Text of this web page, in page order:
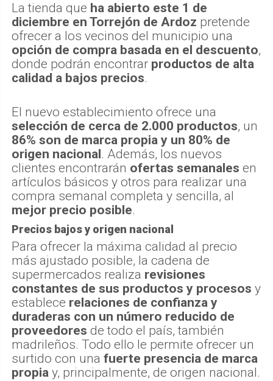
La tienda que ha abierto este 1 de
diciembre en Torrejón de Ardoz pretende
ofrecer a los vecinos del municipio una
opción de compra basada en el descuento,
donde podrán encontrar productos de alta
calidad a bajos precios.
El nuevo establecimiento ofrece una
selección de cerca de 2.000 productos, un
86% son de marca propia y un 80% de
origen nacional. Además, los nuevos
clientes encontrarán ofertas semanales en
artículos básicos y otros para realizar una
compra semanal completa y sencilla, al
mejor precio posible.
Precios bajos y origen nacional
Para ofrecer la máxima calidad al precio
más ajustado posible, la cadena de
supermercados realiza revisiones
constantes de sus productos y procesos y
establece relaciones de confianza y
duraderas con un número reducido de
proveedores de todo el país, también
madrileños. Todo ello le permite ofrecer un
surtido con una fuerte presencia de marca
propia y, principalmente, de origen nacional.